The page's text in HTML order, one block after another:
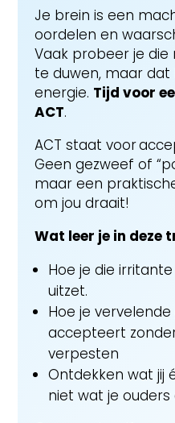
Je brein is een
oordelen en
Vaak probeer je
te duwen, maar
energie. Tijd voor
ACT.
ACT staat voor
Geen gezweef of
maar een
om jou draait!
Wat leer je in deze
Hoe je die
uitzet.
Hoe je
accepteert
verpesten
Ontdekken wat jij
niet wat je ouders